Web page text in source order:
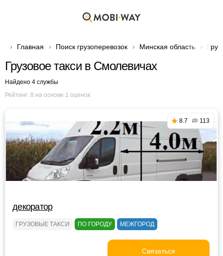
Главная Поиск грузоперевозок Минская область
Грузовое такси в Смолевичах
Найдено 4 службы
Рейтинг: 8 на основе 1 оценок
8.7 113
декоратор
ГРУЗОВЫЕ ТАКСИ ПО ГОРОДУ МЕЖГОРОД
Связаться